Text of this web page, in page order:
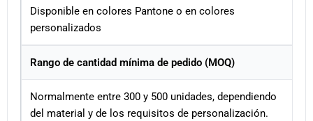
Disponible en colores Pantone o en colores
personalizados
Rango de cantidad mínima de pedido (MOQ)
Normalmente entre 300 y 500 unidades, dependiendo
del material y de los requisitos de personalización.